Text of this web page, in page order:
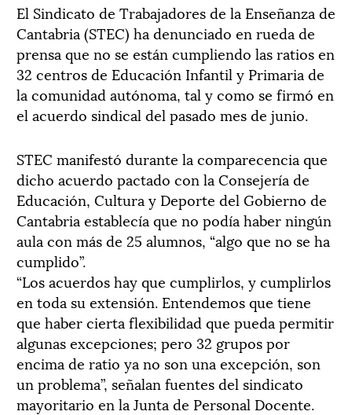
El Sindicato de Trabajadores de la Enseñanza de
Cantabria (STEC) ha denunciado en rueda de
prensa que no se están cumpliendo las ratios en
32 centros de Educación Infantil y Primaria de
la comunidad autónoma, tal y como se firmó en
el acuerdo sindical del pasado mes de junio.
STEC manifestó durante la comparecencia que
dicho acuerdo pactado con la Consejería de
Educación, Cultura y Deporte del Gobierno de
Cantabria establecía que no podía haber ningún
aula con más de 25 alumnos, “algo que no se ha
cumplido”.
“Los acuerdos hay que cumplirlos, y cumplirlos
en toda su extensión. Entendemos que tiene
que haber cierta flexibilidad que pueda permitir
algunas excepciones; pero 32 grupos por
encima de ratio ya no son una excepción, son
un problema”, señalan fuentes del sindicato
mayoritario en la Junta de Personal Docente.